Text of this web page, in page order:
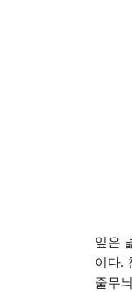
잎은
이다.
줄무